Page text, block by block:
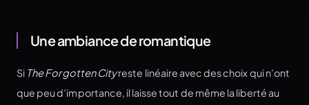
Une ambiance de romantique
Si The Forgotten Cityreste linéaire avec des choix qui n’ont
que peu d’importance, il laisse tout de même la liberté au